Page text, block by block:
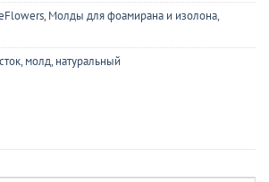
, Молды для фоамирана и изолона,
, молд, натуральный